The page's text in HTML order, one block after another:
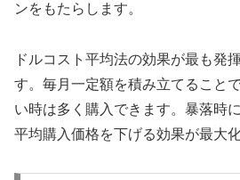
ンをもたらします。
ドルコスト平均法の効果が最も発
す。毎月一定額を積み立てること
い時は多く購入できます。暴落時
平均購入価格を下げる効果が最大化